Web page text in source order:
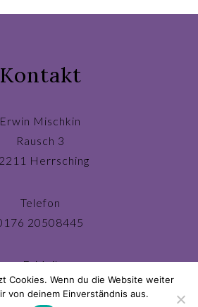
Kontakt
Erwin Mischkin
Rausch 3
Herrsching
Telefon
20508445
E-Mail
Cookies. Wenn du die Website weiter
von deinem Einverständnis aus.